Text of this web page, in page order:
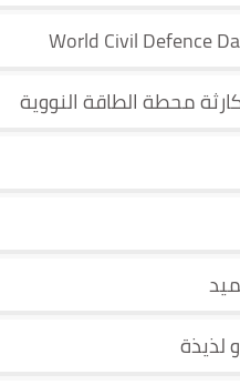
محطة الطاقة النووية
لذيذة